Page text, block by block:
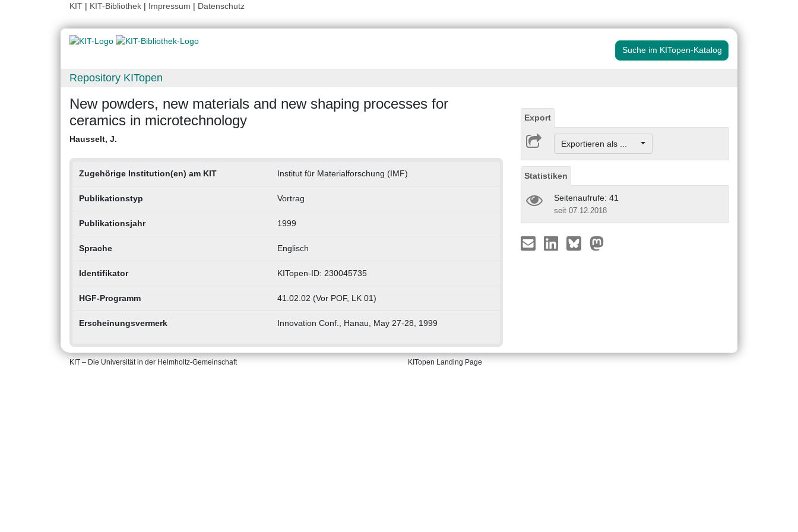
KIT | KIT-Bibliothek | Impressum | Datenschutz
Suche im KITopen-Katalog
Repository KITopen
New powders, new materials and new shaping processes for
ceramics in microtechnology
Hausselt, J.
Zugehörige Institution(en) am KIT Institut für Materialforschung (IMF)
Publikationstyp Vortrag
Publikationsjahr 1999
Sprache Englisch
Identifikator KITopen-ID: 230045735
HGF-Programm 41.02.02 (Vor POF, LK 01)
Erscheinungsvermerk Innovation Conf., Hanau, May 27-28, 1999
Export
Exportieren als ...
Statistiken
Seitenaufrufe: 41
seit 07.12.2018
KIT – Die Universität in der Helmholtz-Gemeinschaft KITopen Landing Page